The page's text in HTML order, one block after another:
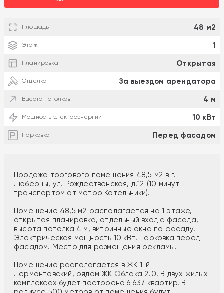
Площадь 48 м2
Этаж 1
Планировка Открытая
Отделка За выездом арендатора
Высота потолков 4 м
Мощность электроэнергии 10 кВт
Парковка Перед фасадом
Продажа торгового помещения 48,5 м2 в г.
Люберцы, ул. Рождественская, д.12 (10 минут
транспортом от метро Котельники).
Помещение 48,5 м2 располагается на 1 этаже,
открытая планировка, отдельный вход с фасада,
высота потолка 4 м, витринные окна по фасаду.
Электрическая мощность 10 кВт. Парковка перед
фасадом. Место для размещения рекламы.
Помещение располагается в ЖК 1-й
Лермонтовский, рядом ЖК Облака 2.0. В двух жилых
комплексах будет построено 6 637 квартир. В